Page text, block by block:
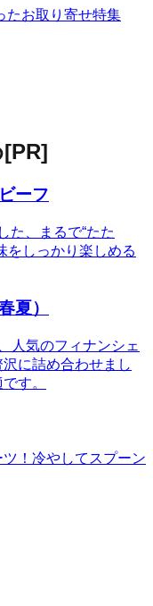
たお取り寄せ特集
[PR]
ーフ
た、まるで“たた
をしっかり楽しめる
夏）
人気のフィナンシェ
に詰め合わせまし
す。
！冷やしてスプーン